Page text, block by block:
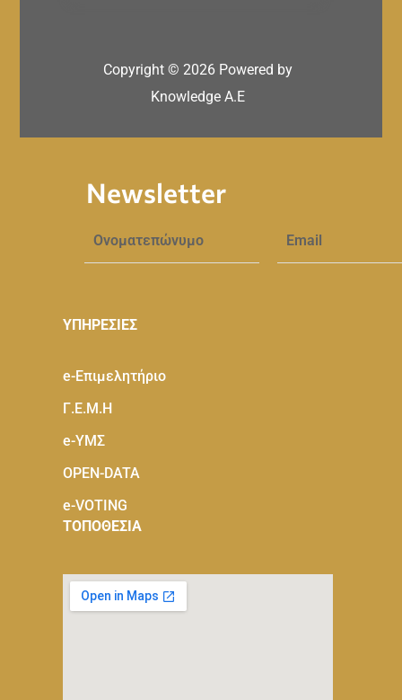
Copyright © 2026 Powered by
Knowledge A.E
Newsletter
ΥΠΗΡΕΣΙΕΣ
e-Eπιμελητήριο
Γ.Ε.Μ.Η
e-ΥΜΣ
OPEN-DATA
e-VOTING
ΤΟΠΟΘΕΣΙΑ